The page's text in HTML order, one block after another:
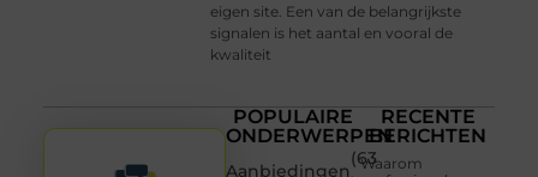
eigen site. Een van de belangrijkste
signalen is het aantal en vooral de
kwaliteit
POPULAIRE
ONDERWERPEN
Aanbiedingen
(63
RECENTE
BERICHTEN
Waarom